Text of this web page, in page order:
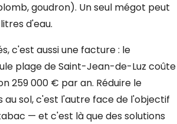
goudron). Un seul mégot peut
d'eau.
c'est aussi une facture : le
plage de Saint-Jean-de-Luz coûte
259 000 € par an. Réduire le
sol, c'est l'autre face de l'objectif
— et c'est là que des solutions